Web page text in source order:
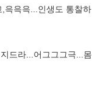
윽윽윽...인생도 통찰하
드라...어그그그극...몸